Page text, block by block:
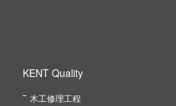
KENT Quality
木工修理工程